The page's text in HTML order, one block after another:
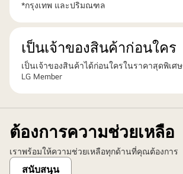
*กรุงเทพ และปริมณฑล
เป็นเจ้าของสินค้าก่อนใคร
เป็นเจ้าของสินค้าได้ก่อนใครในราคาสุดพิเศ
LG Member
ต้องการความช่วยเหลือ
เราพร้อมให้ความช่วยเหลือทุกด้านที่คุณต้องการ
สนับสนุน